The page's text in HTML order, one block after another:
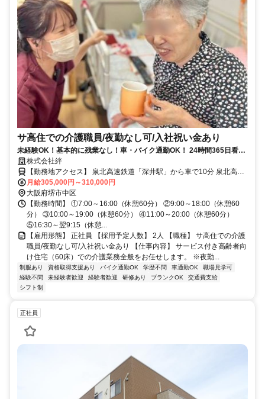
サ高住での介護職員/夜勤なし可/入社祝い金あり
未経験OK！基本的に残業なし！車・バイク通勤OK！ 24時間365日看護
師常駐なので安心して介護に専念できます！
株式会社絆
【勤務地アクセス】 泉北高速鉄道「深井駅」から車で10分 泉北高速
鉄道「なかもず駅」から車で20分 泉北高速鉄道「光明池駅」から車
で15分 南海高野線「大阪狭山市駅」から車で20分 近鉄南大阪線「古
市駅」から車で30分 近鉄南大阪線「河内松原駅」から車で25分 「生
活協同組合コープ自然派おおさか 堺センター」徒歩1分 ◯車・マイカ
ー通勤OK！（無料駐車場あり） ◯バイク・自転車通勤OK（無料駐輪
場あり）
月給305,000円～310,000円
大阪府堺市中区
【勤務時間】 ①7:00～16:00（休憩60分） ②9:00～18:00（休憩60
分） ③10:00～19:00（休憩60分） ④11:00～20:00（休憩60分）
⑤16:30～翌9:15（休憩...
【雇用形態】 正社員 【採用予定人数】 2人 【職種】 サ高住での介護
職員/夜勤なし可/入社祝い金あり 【仕事内容】 サービス付き高齢者向
け住宅（60床）での介護業務全般をお任せします。 ※夜勤...
制服あり 資格取得支援あり バイク通勤OK 学歴不問 車通勤OK
職場見学可
経験不問
未経験者歓迎 経験者歓迎 研修あり ブランクOK
交通費支給
シフト制
正社員